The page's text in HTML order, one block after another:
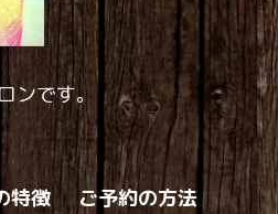
ンです。
特徴
ご予約の方法